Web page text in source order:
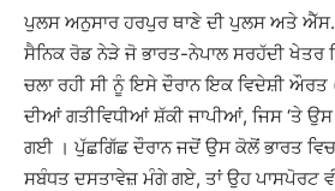
ਪੁਲਸ ਅਨੁਸਾਰ ਹਰਪੁਰ ਥਾਣੇ ਦੀ ਪੁਲਸ ਅਤੇ ਐੱਸ.
ਸੈਨਿਕ ਰੋਡ ਨੇੜੇ ਜੋ ਭਾਰਤ-ਨੇਪਾਲ ਸਰਹੱਦੀ ਖੇਤਰ
ਚਲਾ ਰਹੀ ਸੀ ਨੂੰ ਇਸੇ ਦੌਰਾਨ ਇਕ ਵਿਦੇਸ਼ੀ ਔਰਤ
ਦੀਆਂ ਗਤੀਵਿਧੀਆਂ ਸ਼ੱਕੀ ਜਾਪੀਆਂ, ਜਿਸ ‘ਤੇ
ਗਈ । ਪੁੱਛਗਿੱਛ ਦੌਰਾਨ ਜਦੋਂ ਉਸ ਕੋਲੋਂ ਭਾਰਤ
ਸਬੰਧਤ ਦਸਤਾਵੇਜ਼ ਮੰਗੇ ਗਏ, ਤਾਂ ਉਹ ਪਾਸਪੋਰਟ